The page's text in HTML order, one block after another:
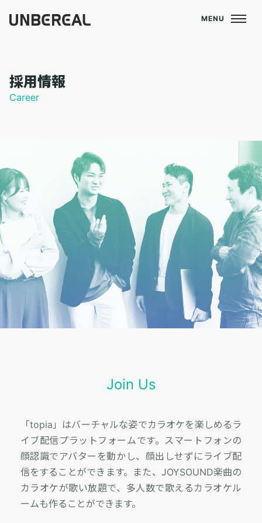
MENU
採用情報
Career
Join Us
「topia」はバーチャルな姿でカラオケを楽しめるラ
イブ配信プラットフォームです。スマートフォンの
顔認識でアバターを動かし、顔出しせずにライブ配
信をすることができます。また、JOYSOUND楽曲の
カラオケが歌い放題で、多人数で歌えるカラオケル
ームも作ることができます。